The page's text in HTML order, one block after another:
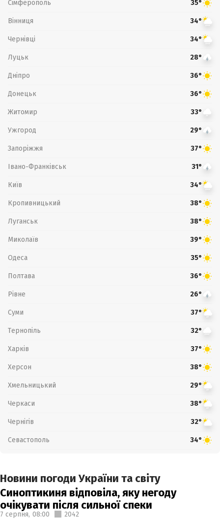
Сімферополь 35°
Вінниця 34°
Чернівці 34°
Луцьк 28°
Дніпро 36°
Донецьк 36°
Житомир 33°
Ужгород 29°
Запоріжжя 37°
Івано-Франківськ 31°
Київ 34°
Кропивницький 38°
Луганськ 38°
Миколаїв 39°
Одеса 35°
Полтава 36°
Рівне 26°
Суми 37°
Тернопіль 32°
Харків 37°
Херсон 38°
Хмельницький 29°
Черкаси 38°
Чернігів 32°
Севастополь 34°
Новини погоди України та світу
Синоптикиня відповіла, яку негоду
очікувати після сильної спеки
7 серпня, 08:00 2042